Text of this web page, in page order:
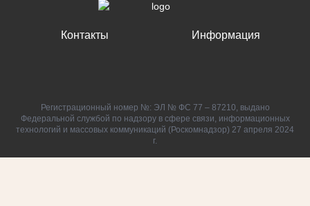
Контакты Информация
Регистрационный номер №: ЭЛ № ФС 77 – 87210, выдано
Федеральной службой по надзору в сфере связи, информационных
технологий и массовых коммуникаций (Роскомнадзор) 27 апреля 2024
г.